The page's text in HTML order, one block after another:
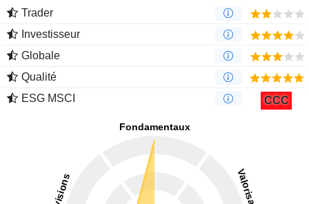
Trader
Investisseur
Globale
Qualité
ESG MSCI
CCC